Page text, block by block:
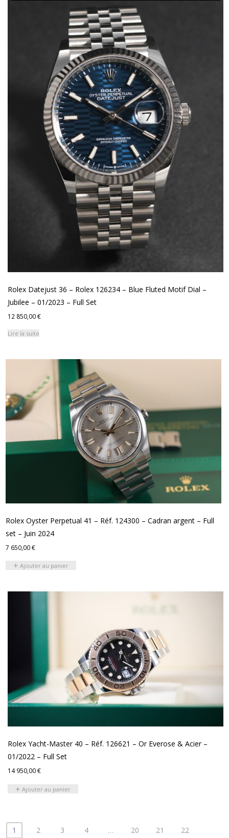
Rolex Datejust 36 – Rolex 126234 – Blue Fluted Motif Dial –
Jubilee – 01/2023 – Full Set
12 850,00€
Lire la suite
Rolex Oyster Perpetual 41 – Réf. 124300 – Cadran argent – Full
set – Juin 2024
7 650,00€
Ajouter au panier
Rolex Yacht-Master 40 – Réf. 126621 – Or Everose & Acier –
01/2022 – Full Set
14 950,00€
Ajouter au panier
1 2 3 4 … 20 21 22